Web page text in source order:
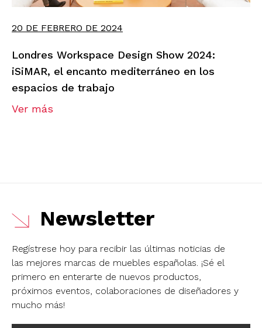
20 DE FEBRERO DE 2024
Londres Workspace Design Show 2024:
iSiMAR, el encanto mediterráneo en los
espacios de trabajo
Ver más
Newsletter
Regístrese hoy para recibir las últimas noticias de
las mejores marcas de muebles españolas. ¡Sé el
primero en enterarte de nuevos productos,
próximos eventos, colaboraciones de diseñadores y
mucho más!